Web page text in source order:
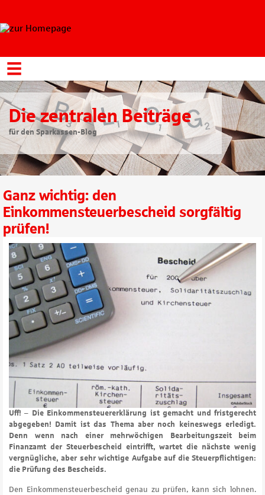
Die zentralen Beiträge
für den Sparkassen-Blog
Ganz wichtig: den
Einkommensteuerbescheid sorgfältig
prüfen!
Uff! – Die Einkommensteuererklärung ist gemacht und fristgerecht
abgegeben! Damit ist das Thema aber noch keineswegs erledigt.
Denn wenn nach einer mehrwöchigen Bearbeitungszeit beim
Finanzamt der Steuerbescheid eintrifft, wartet die nächste wenig
vergnügliche, aber sehr wichtige Aufgabe auf die Steuerpflichtigen:
die Prüfung des Bescheids.
Den Einkommensteuerbescheid genau zu prüfen, kann sich lohnen.